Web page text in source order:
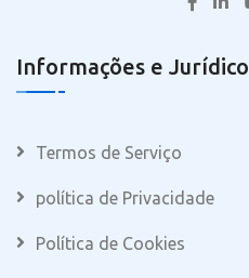
Informações e Jurídico
Termos de Serviço
política de Privacidade
Política de Cookies